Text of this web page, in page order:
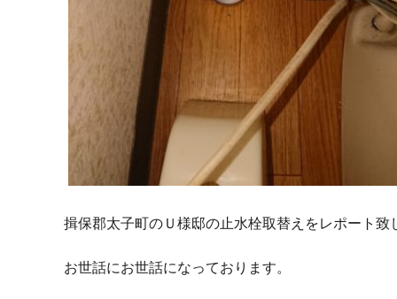
揖保郡太子町のＵ様邸の止水栓取替えをレポート致
お世話にお世話になっております。